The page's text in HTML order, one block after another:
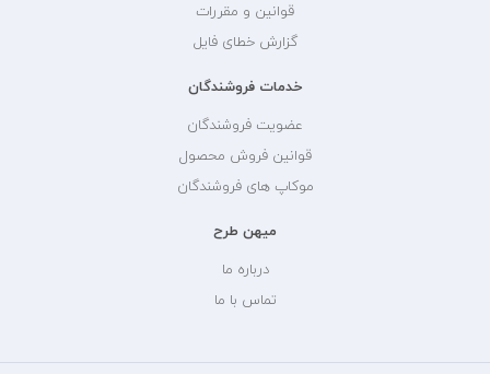
قوانین و مقررات
گزارش خطای فایل
خدمات فروشندگان
عضویت فروشندگان
قوانین فروش محصول
موکاپ های فروشندگان
میهن طرح
درباره ما
تماس با ما